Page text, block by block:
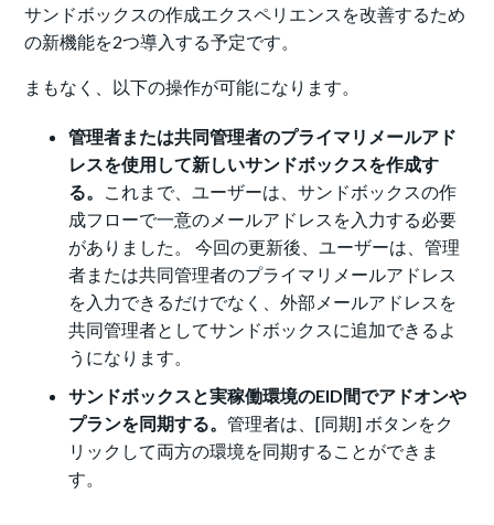
サンドボックスの作成エクスペリエンスを改善するため
の新機能を2つ導入する予定です。
まもなく、以下の操作が可能になります。
管理者または共同管理者のプライマリメールアド
レスを使用して新しいサンドボックスを作成す
る。 これまで、ユーザーは、サンドボックスの作
成フローで一意のメールアドレスを入力する必要
がありました。 今回の更新後、ユーザーは、管理
者または共同管理者のプライマリメールアドレス
を入力できるだけでなく、外部メールアドレスを
共同管理者としてサンドボックスに追加できるよ
うになります。
サンドボックスと実稼働環境のEID間でアドオンや
プランを同期する。管理者は、[同期] ボタンをク
リックして両方の環境を同期することができま
す。